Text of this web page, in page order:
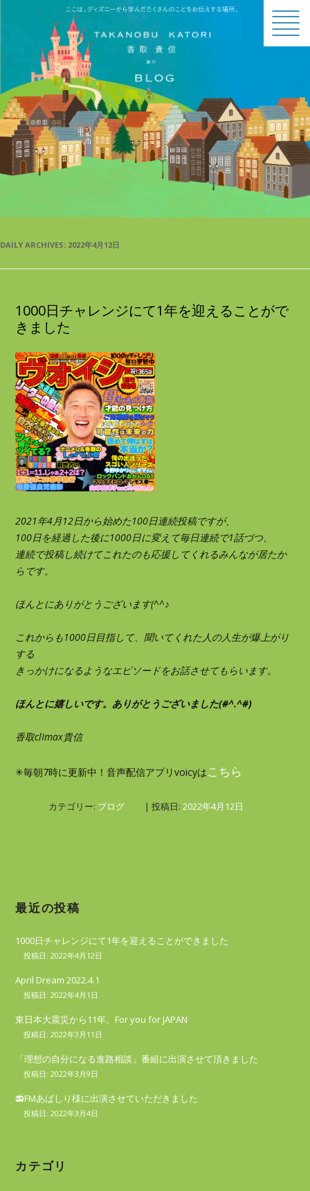
BLOG
DAILY ARCHIVES: 2022年4月12日
1000日チャレンジにて1年を迎えることがで
きました
2021年4月12日から始めた100日連続投稿ですが、
100日を経過した後に1000日に変えて毎日連続で1話づつ、
連続で投稿し続けてこれたのも応援してくれるみんなが居たか
らです。
ほんとにありがとうございます(^^♪
これからも1000日目指して、聞いてくれた人の人生が爆上がり
する
きっかけになるようなエピソードをお話させてもらいます。
ほんとに嬉しいです。ありがとうございました(#^.^#)
香取clImax貴信
✳︎毎朝7時に更新中！音声配信アプリvoicyはこちら
カテゴリー: ブログ | 投稿日: 2022年4月12日
最近の投稿
1000日チャレンジにて1年を迎えることができました
2022年4月12日
April Dream 2022.4.1
2022年4月1日
東日本大震災から11年。For you for JAPAN
2022年3月11日
「理想の自分になる進路相談」番組に出演させて頂きました
2022年3月9日
📻FMあばしり様に出演させていただきました
2022年3月4日
カテゴリ